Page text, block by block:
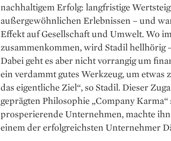
nachhaltigem Erfolg: langfristige
außergewöhnlichen Erlebnissen – und
Effekt auf Gesellschaft und Umwelt. Wo
zusammenkommen, wird Stadil hellhörig
Dabei geht es aber nicht vor­rangig um
ein verdammt gutes Werkzeug, um etwas
das eigentliche Ziel“, so Stadil. Dieser
geprägten Philosophie „Company
prosperierende Unternehmen, machte
einem der erfolgreichsten Unternehmer